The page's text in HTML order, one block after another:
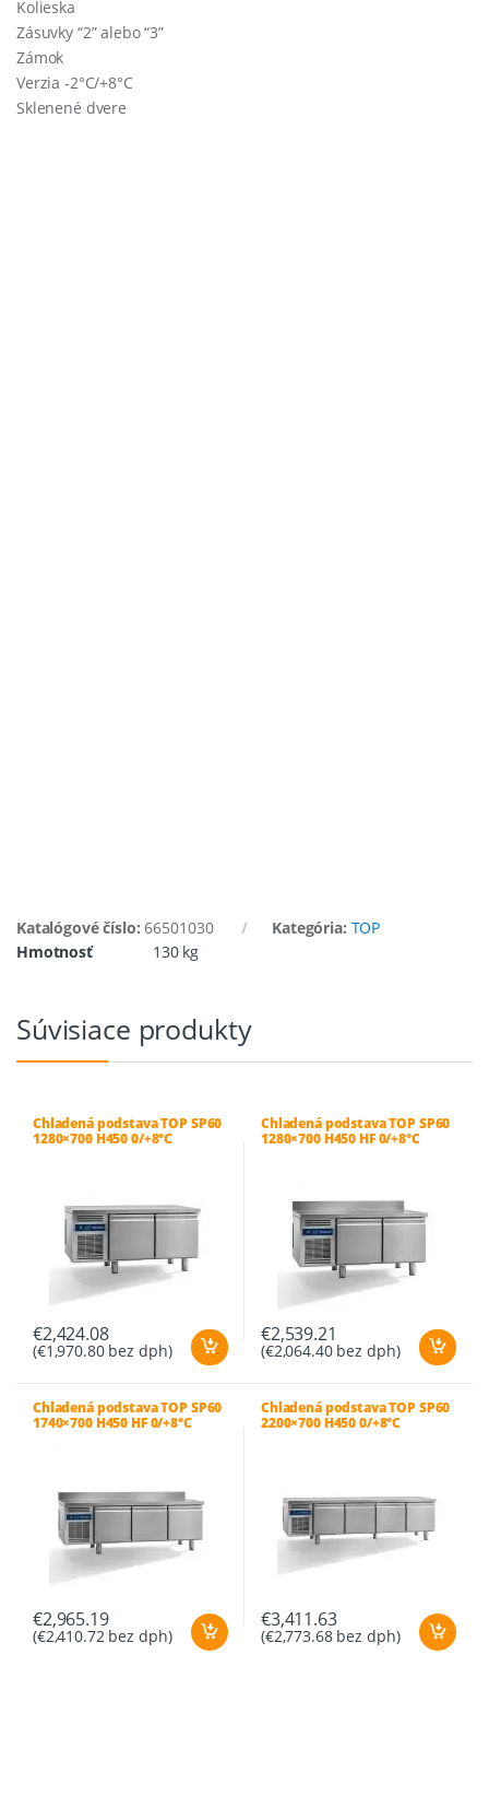
Kolieska
Zásuvky “2” alebo “3”
Zámok
Verzia -2°C/+8°C
Sklenené dvere
Katalógové číslo:66501030 Kategória: TOP
Hmotnosť
130 kg
Súvisiace produkty
Chladená podstava TOP SP60
1280×700 H450 0/+8°C
€2,424.08
(€1,970.80bez dph)
Chladená podstava TOP SP60
1280×700 H450 HF 0/+8°C
€2,539.21
(€2,064.40bez dph)
Chladená podstava TOP SP60
1740×700 H450 HF 0/+8°C
€2,965.19
(€2,410.72bez dph)
Chladená podstava TOP SP60
2200×700 H450 0/+8°C
€3,411.63
(€2,773.68bez dph)